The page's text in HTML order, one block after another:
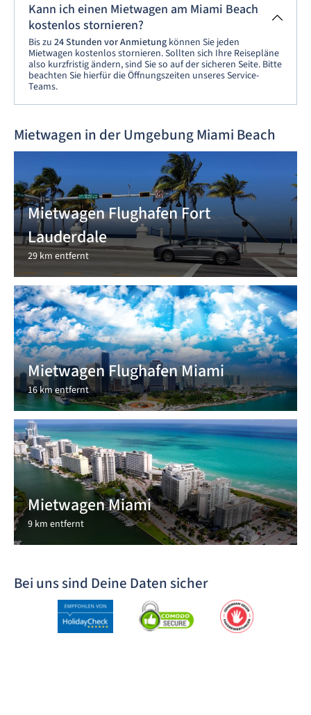
Kann ich einen Mietwagen am Miami Beach
kostenlos stornieren?
Bis zu 24 Stunden vor Anmietung können Sie jeden
Mietwagen kostenlos stornieren. Sollten sich Ihre Reisepläne
also kurzfristig ändern, sind Sie so auf der sicheren Seite. Bitte
beachten Sie hierfür die Öffnungszeiten unseres Service-
Teams.
Mietwagen in der Umgebung Miami Beach
Mietwagen Flughafen Fort
Lauderdale
29 km entfernt
Mietwagen Flughafen Miami
16 km entfernt
Mietwagen Miami
9 km entfernt
Bei uns sind Deine Daten sicher